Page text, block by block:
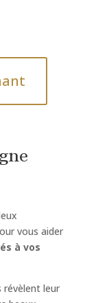
vous aider
à vos
révèlent leur